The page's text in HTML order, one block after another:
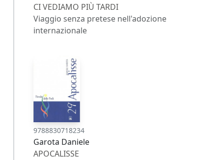
CI VEDIAMO PIÙ TARDI
Viaggio senza pretese nell'adozione
internazionale
9788830718234
Garota Daniele
APOCALISSE